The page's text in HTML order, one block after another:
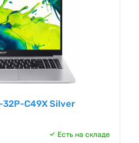
32P-C49X Silver
Есть на складе